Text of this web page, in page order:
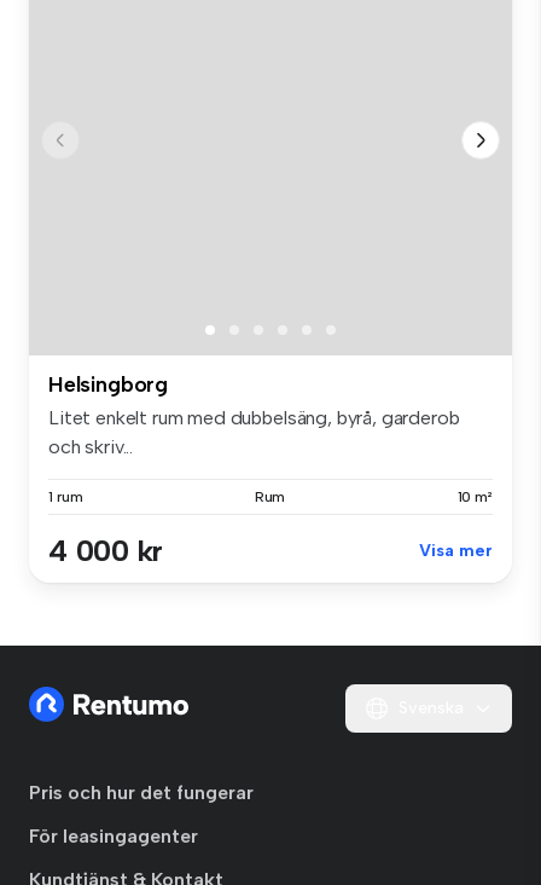
Helsingborg
Litet enkelt rum med dubbelsäng, byrå, garderob
och skriv...
1 rum Rum 10 m²
4 000 kr Visa mer
Pris och hur det fungerar
För leasingagenter
Kundtjänst & Kontakt